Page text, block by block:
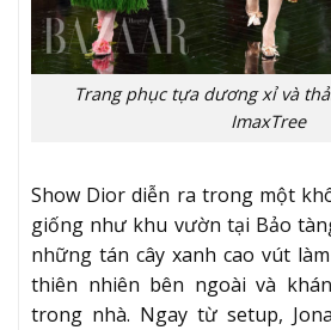
Trang phục tựa dương xỉ và
ImaxTree
Show Dior diễn ra trong một
giống như khu vườn tại Bảo
những tán cây xanh cao vút
thiên nhiên bên ngoài và
trong nhà. Ngay từ setup,